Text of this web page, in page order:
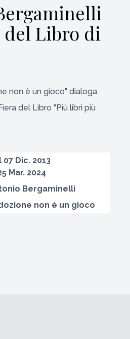
del Libro di
non è un gioco" dialoga
del Libro "Più libri più
07 Dic. 2013
Mar. 2024
Bergaminelli
non è un gioco